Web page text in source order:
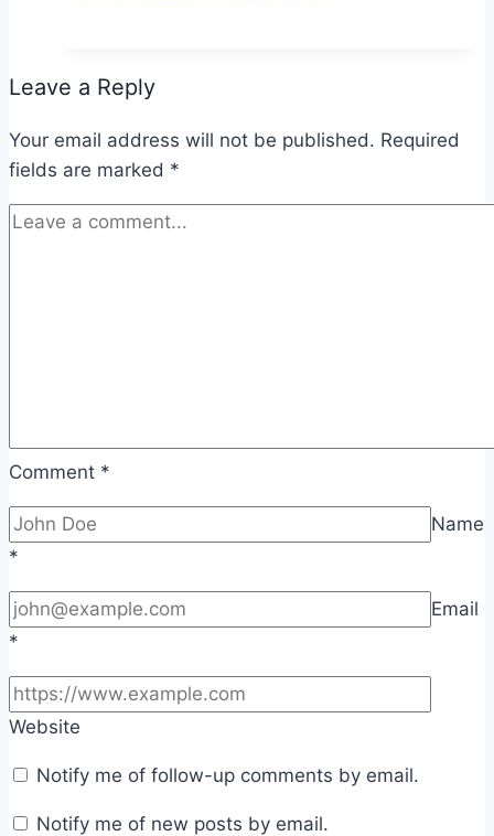
Leave a Reply
Your email address will not be published. Required
fields are marked *
Comment *
Name
*
Email
*
Website
Notify me of follow-up comments by email.
Notify me of new posts by email.